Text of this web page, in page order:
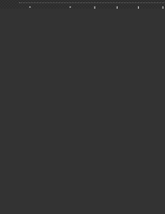
imap_​mime_​header_​decode